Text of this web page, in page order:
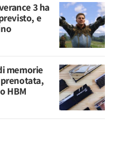
3 ha
e
memorie
HBM